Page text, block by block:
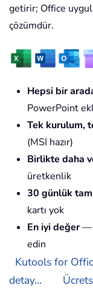
getirir; Office
çözümdür.
Hepsi bir
PowerPoint
Tek kurulum,
(MSI hazır)
Birlikte daha
üretkenlik
30 günlük
kartı yok
En iyi değer—
edin
Kutools for
detay...